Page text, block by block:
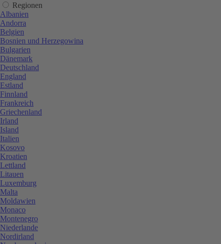
Regionen
Albanien
Andorra
Belgien
Bosnien und Herzegowina
Bulgarien
Dänemark
Deutschland
England
Estland
Finnland
Frankreich
Griechenland
Irland
Island
Italien
Kosovo
Kroatien
Lettland
Litauen
Luxemburg
Malta
Moldawien
Monaco
Montenegro
Niederlande
Nordirland